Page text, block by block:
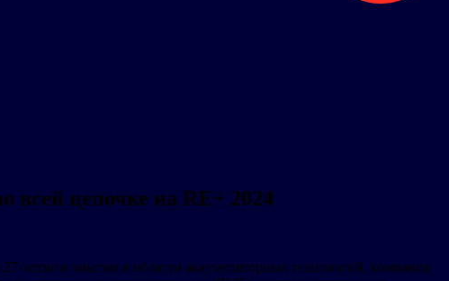
всей цепочке на RE+ 2024
летним опытом в области аккумуляторных технологий, компания